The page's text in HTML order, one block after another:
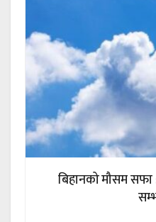
बिहानको मौसम सफा :